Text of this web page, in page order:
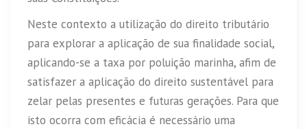
Neste contexto a utilização do direito tributário
para explorar a aplicação de sua finalidade social,
aplicando-se a taxa por poluição marinha, afim de
satisfazer a aplicação do direito sustentável para
zelar pelas presentes e futuras gerações. Para que
isto ocorra com eficácia é necessário uma